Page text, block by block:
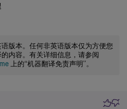
版本。任何非英语版本仅为方便您
内容。有关详细信息，请参阅
上的“机器翻译免责声明”。